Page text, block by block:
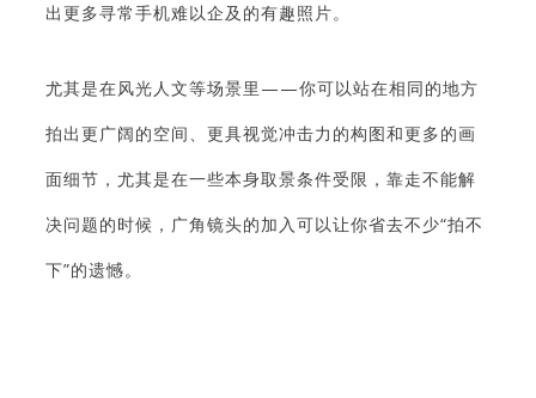
出更多寻常手机难以企及的有趣照片。
尤其是在风光人文等场景里——你可以站在相同的地方
拍出更广阔的空间、更具视觉冲击力的构图和更多的画
面细节，尤其是在一些本身取景条件受限，靠走不能解
决问题的时候，广角镜头的加入可以让你省去不少“拍不
下”的遗憾。